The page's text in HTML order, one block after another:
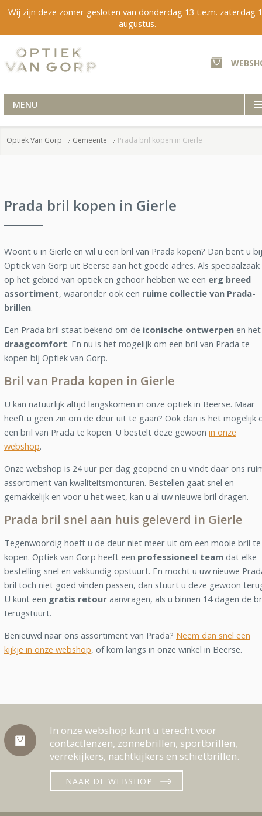
Wij zijn deze zomer gesloten van donderdag 13 t.e.m. zaterdag
augustus.
MENU
Optiek Van Gorp Gemeente Prada bril kopen in Gierle
Prada bril kopen in Gierle
Woont u in Gierle en wil u een bril van Prada kopen? Dan bent u bij
Optiek van Gorp uit Beerse aan het goede adres. Als speciaalzaak
op het gebied van optiek en gehoor hebben we een erg breed
assortiment, waaronder ook een ruime collectie van Prada-
brillen.
Een Prada bril staat bekend om de iconische ontwerpen en het
draagcomfort. En nu is het mogelijk om een bril van Prada te
kopen bij Optiek van Gorp.
Bril van Prada kopen in Gierle
U kan natuurlijk altijd langskomen in onze optiek in Beerse. Maar
heeft u geen zin om de deur uit te gaan? Ook dan is het mogelijk
een bril van Prada te kopen. U bestelt deze gewoon in onze
webshop.
Onze webshop is 24 uur per dag geopend en u vindt daar ons
assortiment van kwaliteitsmonturen. Bestellen gaat snel en
gemakkelijk en voor u het weet, kan u al uw nieuwe bril dragen.
Prada bril snel aan huis geleverd in Gierle
Tegenwoordig hoeft u de deur niet meer uit om een mooie bril te
kopen. Optiek van Gorp heeft een professioneel team dat elke
bestelling snel en vakkundig opstuurt. En mocht u uw nieuwe
bril toch niet goed vinden passen, dan stuurt u deze gewoon
U kunt een gratis retour aanvragen, als u binnen 14 dagen de
terugstuurt.
Benieuwd naar ons assortiment van Prada? Neem dan snel een
kijkje in onze webshop, of kom langs in onze winkel in Beerse.
In onze webshop kunt u terecht voor
contactlenzen, zonnebrillen, sportbrillen,
verrekijkers, nachtkijkers en schietbrillen.
NAAR DE WEBSHOP